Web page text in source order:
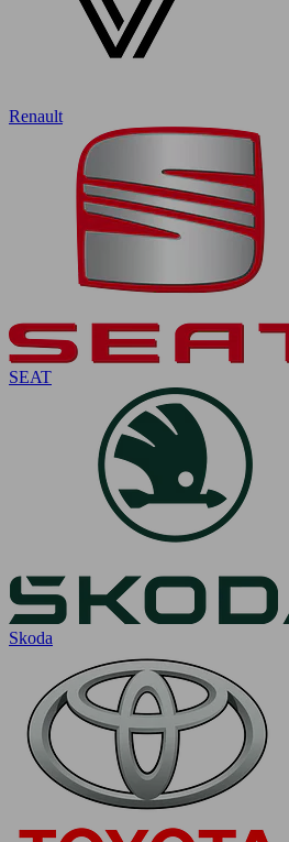
Renault
SEAT
Skoda